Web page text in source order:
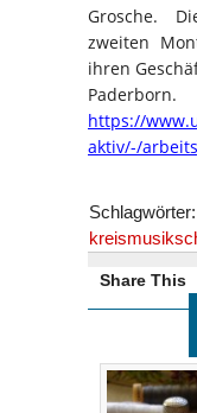
Grosche.
zweiten
ihren
https://
aktiv/-/
Schlagwörter:
Share This